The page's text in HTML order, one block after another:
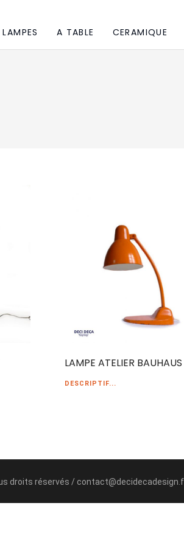
LAMPES A TABLE CERAMIQUE
LAMPE ATELIER BAUHAUS
DESCRIPTIF...
droits réservés /